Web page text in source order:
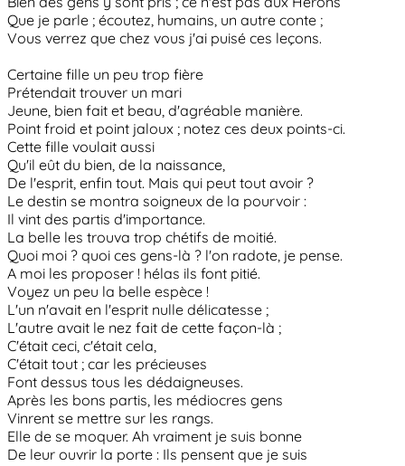
Que je parle ; écoutez, humains, un autre conte ;
Vous verrez que chez vous j'ai puisé ces leçons.
Certaine fille un peu trop fière
Prétendait trouver un mari
Jeune, bien fait et beau, d'agréable manière.
Point froid et point jaloux ; notez ces deux points-ci.
Cette fille voulait aussi
Qu'il eût du bien, de la naissance,
De l'esprit, enfin tout. Mais qui peut tout avoir ?
Le destin se montra soigneux de la pourvoir :
Il vint des partis d'importance.
La belle les trouva trop chétifs de moitié.
Quoi moi ? quoi ces gens-là ? l'on radote, je pense.
A moi les proposer ! hélas ils font pitié.
Voyez un peu la belle espèce !
L'un n'avait en l'esprit nulle délicatesse ;
L'autre avait le nez fait de cette façon-là ;
C'était ceci, c'était cela,
C'était tout ; car les précieuses
Font dessus tous les dédaigneuses.
Après les bons partis, les médiocres gens
Vinrent se mettre sur les rangs.
Elle de se moquer. Ah vraiment je suis bonne
De leur ouvrir la porte : Ils pensent que je suis